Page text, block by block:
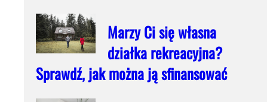
Marzy Ci się własna
działka rekreacyjna?
Sprawdź, jak można ją sfinansować